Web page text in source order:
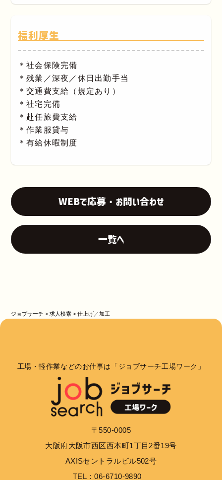
福利厚生
＊社会保険完備
＊残業／深夜／休日出勤手当
＊交通費支給（規定あり）
＊社宅完備
＊赴任旅費支給
＊作業服貸与
＊有給休暇制度
WEBで応募・お問い合わせ
一覧へ
ジョブサーチ >求人検索 >仕上げ／加工
工場・軽作業などのお仕事は「ジョブサーチ工場ワーク」
〒550-0005
大阪府大阪市西区西本町1丁目2番19号
AXISセントラルビル502号
TEL：06-6710-9890